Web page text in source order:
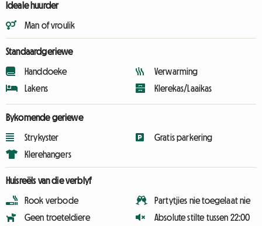
Ideale huurder
Man of vroulik
Standaardgeriewe
Handdoeke
Lakens
Verwarming
Klerekas/Laaikas
Bykomende geriewe
Strykyster
Klerehangers
Gratis parkering
Huisreëls van die verblyf
Rook verbode
Geen troeteldiere
Partytjies nie toegelaat nie
Absolute stilte tussen 22:00